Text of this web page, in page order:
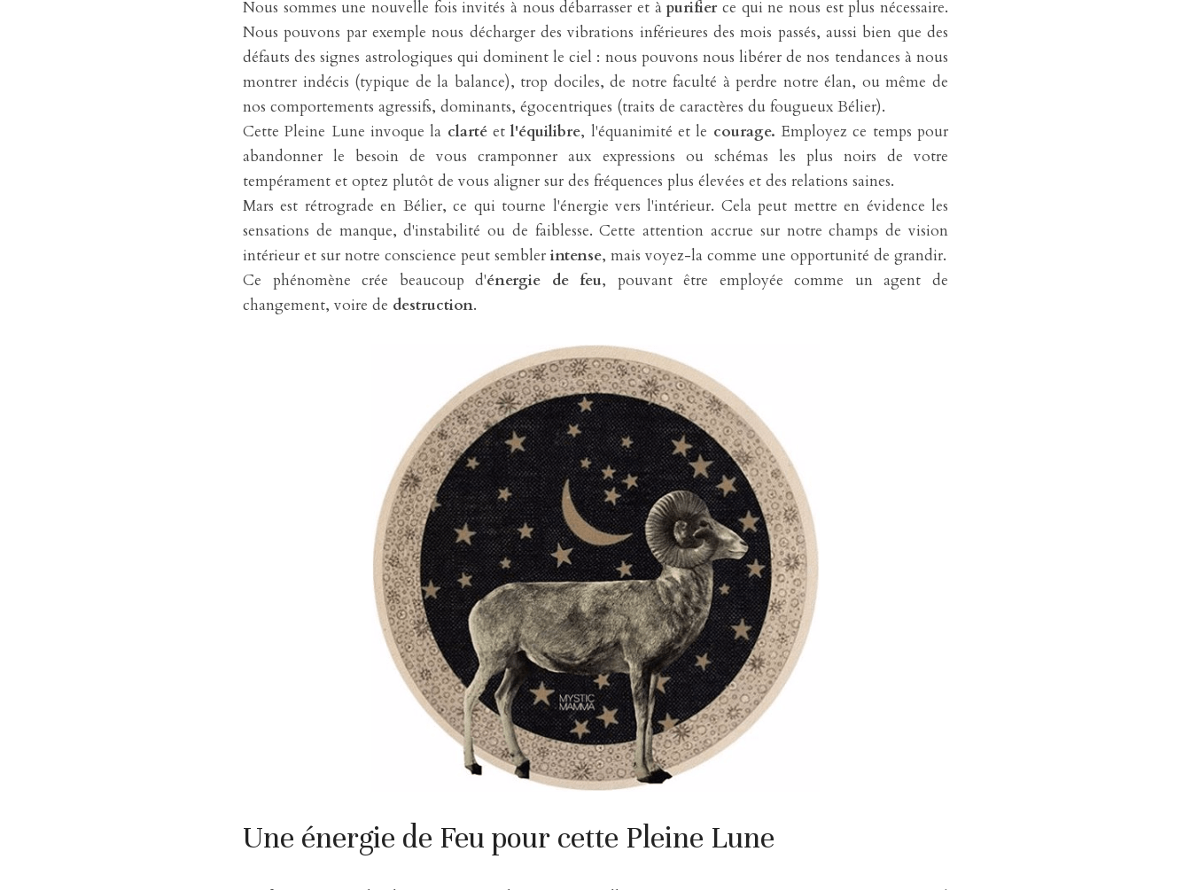
Nous sommes une nouvelle fois invités à nous débarrasser et à purifier ce qui ne nous est plus nécessaire.
Nous pouvons par exemple nous décharger des vibrations inférieures des mois passés, aussi bien que des
défauts des signes astrologiques qui dominent le ciel : nous pouvons nous libérer de nos tendances à nous
montrer indécis (typique de la balance), trop dociles, de notre faculté à perdre notre élan, ou même de
nos comportements agressifs, dominants, égocentriques (traits de caractères du fougueux Bélier).
Cette Pleine Lune invoque la clarté et l'équilibre, l'équanimité et le courage. Employez ce temps pour
abandonner le besoin de vous cramponner aux expressions ou schémas les plus noirs de votre
tempérament et optez plutôt de vous aligner sur des fréquences plus élevées et des relations saines.
Mars est rétrograde en Bélier, ce qui tourne l'énergie vers l'intérieur. Cela peut mettre en évidence les
sensations de manque, d'instabilité ou de faiblesse. Cette attention accrue sur notre champs de vision
intérieur et sur notre conscience peut sembler intense, mais voyez-la comme une opportunité de grandir.
Ce phénomène crée beaucoup d'énergie de feu, pouvant être employée comme un agent de
changement, voire de destruction.
Une énergie de Feu pour cette Pleine Lune